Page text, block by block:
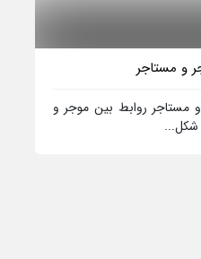
و مستاجر
روابط بین موجر و
شکل...